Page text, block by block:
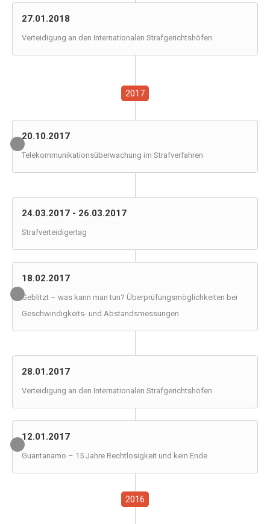
27.01.2018
Verteidigung an den Internationalen Strafgerichtshöfen
2017
20.10.2017
Telekommunikationsüberwachung im Strafverfahren
24.03.2017 - 26.03.2017
Strafverteidigertag
18.02.2017
Geblitzt – was kann man tun? Überprüfungsmöglichkeiten bei
Geschwindigkeits- und Abstandsmessungen
28.01.2017
Verteidigung an den Internationalen Strafgerichtshöfen
12.01.2017
Guantanamo – 15 Jahre Rechtlosigkeit und kein Ende
2016